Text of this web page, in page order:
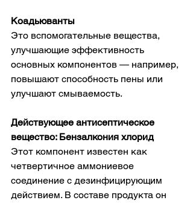
Коадьюванты
Это вспомогательные вещества,
улучшающие эффективность
основных компонентов — например,
повышают способность пены или
улучшают смываемость.
Действующее антисептическое
вещество: Бензалкония хлорид
Этот компонент известен как
четвертичное аммониевое
соединение с дезинфицирующим
действием. В составе продукта он